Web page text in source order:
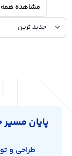
مشاهده همه
پایان
طراحی و